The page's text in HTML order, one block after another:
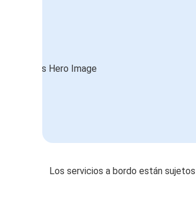
Los servicios a bordo están